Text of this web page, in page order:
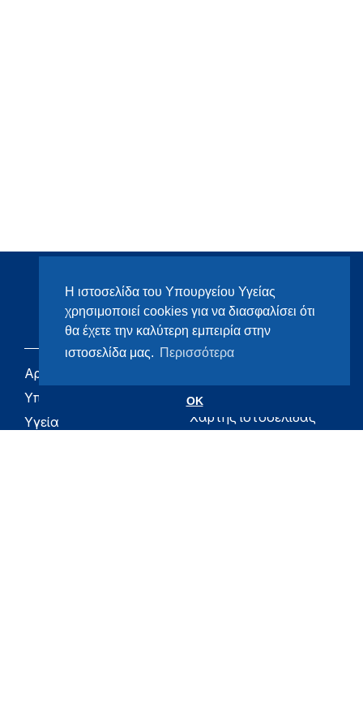
Η ιστοσελίδα του Υπουργείου Υγείας
χρησιμοποιεί cookies για να διασφαλίσει ότι
θα έχετε την καλύτερη εμπειρία στην
ιστοσελίδα μας. Περισσότερα
OK
Αρχική
Υπουργείο
Υγεία
Υγεία
Χάρτης ιστοσελίδας